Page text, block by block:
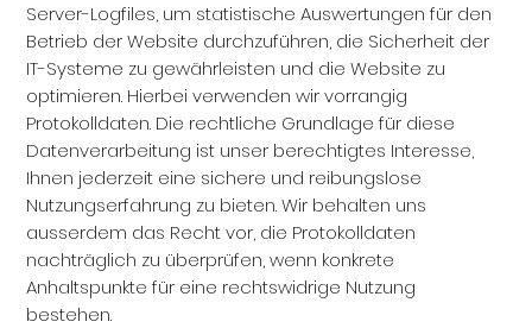
Server-Logfiles, um statistische Auswertungen für den
Betrieb der Website durchzuführen, die Sicherheit der
IT-Systeme zu gewährleisten und die Website zu
optimieren. Hierbei verwenden wir vorrangig
Protokolldaten. Die rechtliche Grundlage für diese
Datenverarbeitung ist unser berechtigtes Interesse,
Ihnen jederzeit eine sichere und reibungslose
Nutzungserfahrung zu bieten. Wir behalten uns
ausserdem das Recht vor, die Protokolldaten
nachträglich zu überprüfen, wenn konkrete
Anhaltspunkte für eine rechtswidrige Nutzung
bestehen.